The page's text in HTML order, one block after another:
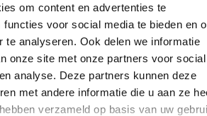
om content en advertenties te
functies voor social media te bieden en
te analyseren. Ook delen we informatie
onze site met onze partners voor social
analyse. Deze partners kunnen deze
met andere informatie die u aan ze
verzameld op basis van uw